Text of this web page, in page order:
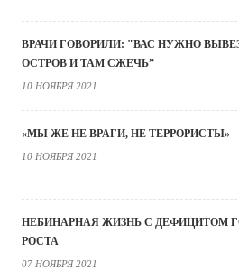
ВРАЧИ ГОВОРИЛИ: "ВАС НУЖНО
ОСТРОВ И ТАМ СЖЕЧЬ”
10 НОЯБРЯ 2021
«МЫ ЖЕ НЕ ВРАГИ, НЕ ТЕРРОРИСТЫ»
10 НОЯБРЯ 2021
НЕБИНАРНАЯ ЖИЗНЬ С ДЕФИЦИТОМ
РОСТА
07 НОЯБРЯ 2021